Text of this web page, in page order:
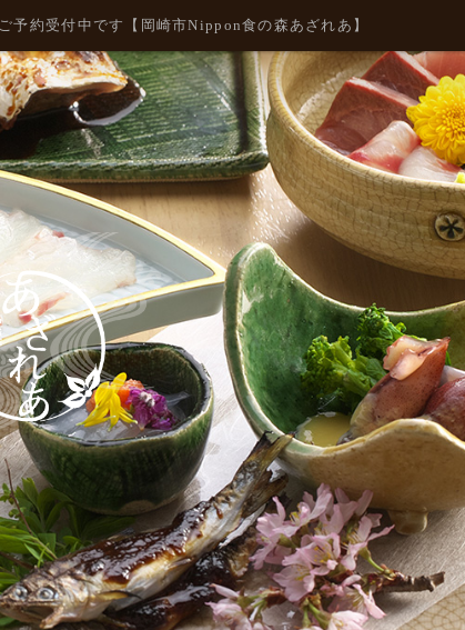
約受付中です【岡崎市Nippon食の森あざれあ】